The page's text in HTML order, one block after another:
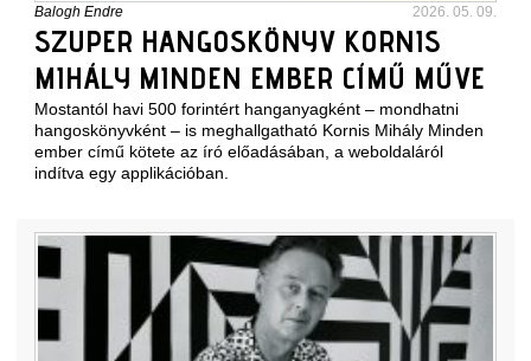
Balogh Endre 2026. 05. 09.
SZUPER HANGOSKÖNYV KORNIS
MIHÁLY MINDEN EMBER CÍMŰ MŰVE
Mostantól havi 500 forintért hanganyagként – mondhatni
hangoskönyvként – is meghallgatható Kornis Mihály Minden
ember című kötete az író előadásában, a weboldaláról
indítva egy applikációban.